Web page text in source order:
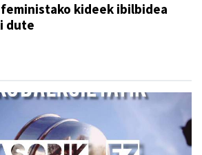
kideek ibilbidea
dute